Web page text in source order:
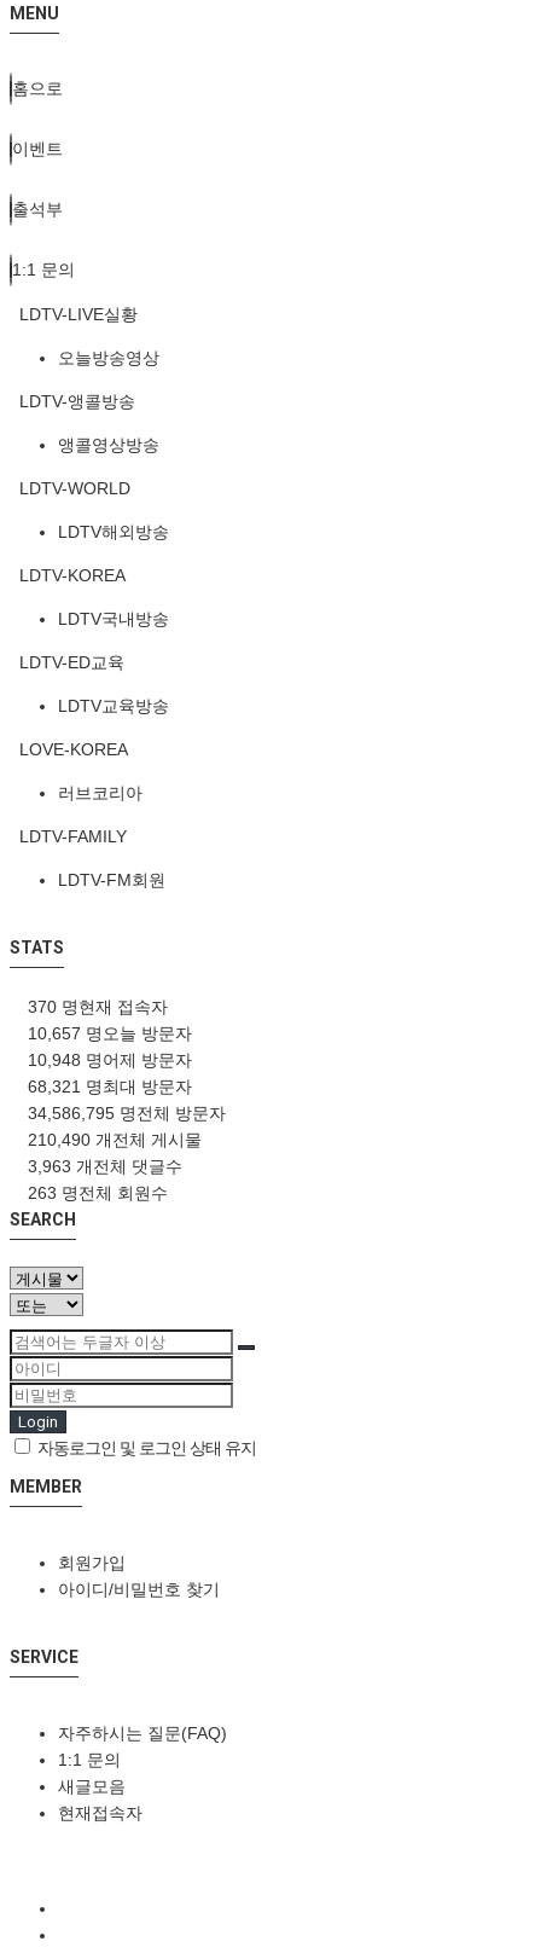
MENU
홈으로
이벤트
출석부
1:1 문의
LDTV-LIVE실황
오늘방송영상
LDTV-앵콜방송
앵콜영상방송
LDTV-WORLD
LDTV해외방송
LDTV-KOREA
LDTV국내방송
LDTV-ED교육
LDTV교육방송
LOVE-KOREA
러브코리아
LDTV-FAMILY
LDTV-FM회원
STATS
370 명현재 접속자
10,657 명 오늘 방문자
10,948 명어제 방문자
68,321 명최대 방문자
34,586,795 명전체 방문자
210,490 개전체 게시물
3,963 개전체 댓글수
263 명전체 회원수
SEARCH
Login
자동로그인 및 로그인 상태 유지
MEMBER
회원가입
아이디/비밀번호 찾기
SERVICE
자주하시는 질문(FAQ)
1:1 문의
새글모음
현재접속자